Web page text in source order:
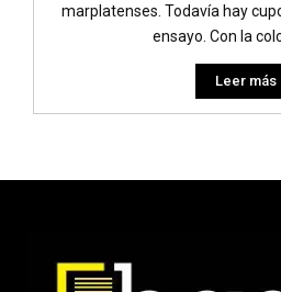
marplatenses. Todavía hay
ensayo. Con la
Leer más